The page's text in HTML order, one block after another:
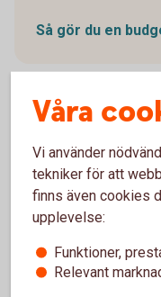
Så gör du en
Försäkra
Ekonomin kan
åren. Med en
och din familj.
Nödvändig och
Våra
Vi använder
tekniker för att
finns även cookies
upplevelse:
Funktioner,
Relevant